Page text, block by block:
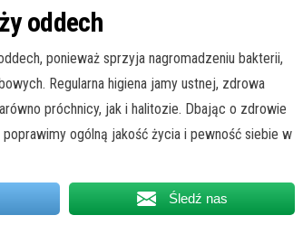
oddech
ponieważ sprzyja nagromadzeniu bakterii,
Regularna higiena jamy ustnej, zdrowa
próchnicy, jak i halitozie. Dbając o zdrowie
ogólną jakość życia i pewność siebie w
Śledź nas